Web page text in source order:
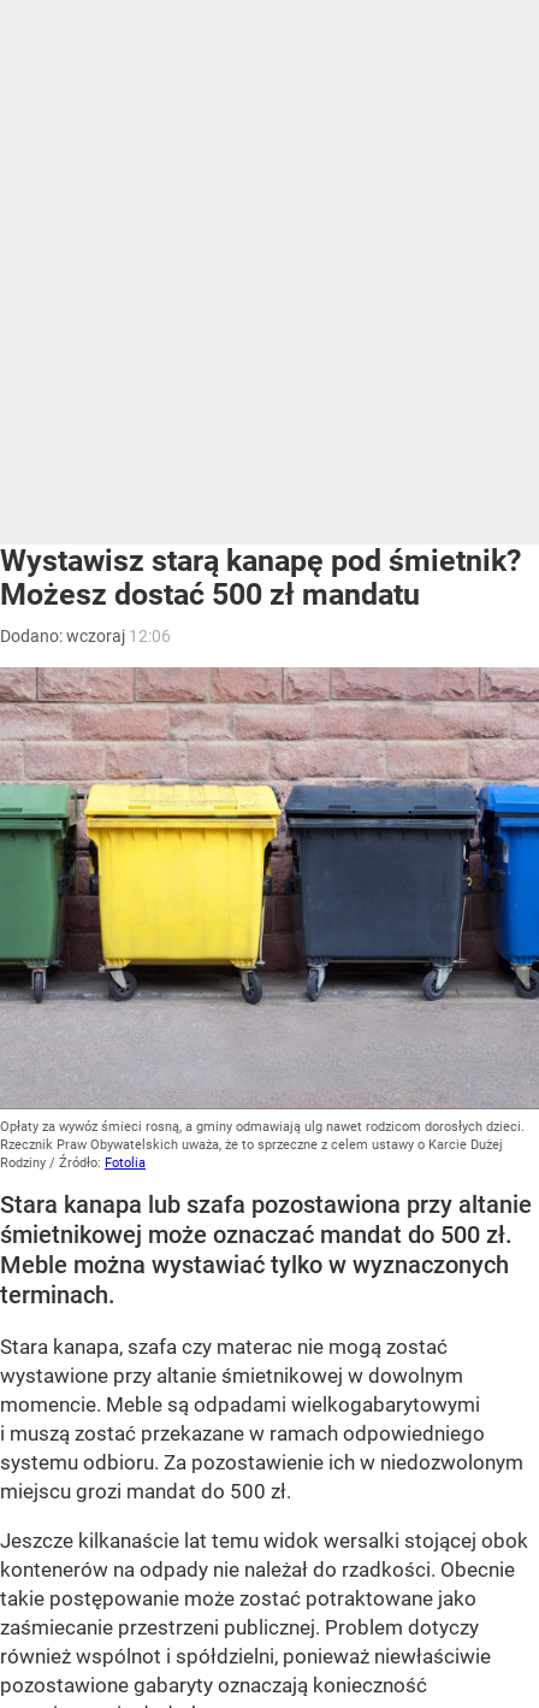
Wystawisz starą kanapę pod śmietnik?
Możesz dostać 500 zł mandatu
Dodano:wczoraj 12:06
Opłaty za wywóz śmieci rosną, a gminy odmawiają ulg nawet rodzicom dorosłych dzieci.
Rzecznik Praw Obywatelskich uważa, że to sprzeczne z celem ustawy o Karcie Dużej
Rodziny / Źródło: Fotolia
Stara kanapa lub szafa pozostawiona przy altanie
śmietnikowej może oznaczać mandat do 500 zł.
Meble można wystawiać tylko w wyznaczonych
terminach.
Stara kanapa, szafa czy materac nie mogą zostać
wystawione przy altanie śmietnikowej w dowolnym
momencie. Meble są odpadami wielkogabarytowymi
i muszą zostać przekazane w ramach odpowiedniego
systemu odbioru. Za pozostawienie ich w niedozwolonym
miejscu grozi mandat do 500 zł.
Jeszcze kilkanaście lat temu widok wersalki stojącej obok
kontenerów na odpady nie należał do rzadkości. Obecnie
takie postępowanie może zostać potraktowane jako
zaśmiecanie przestrzeni publicznej. Problem dotyczy
również wspólnot i spółdzielni, ponieważ niewłaściwie
pozostawione gabaryty oznaczają konieczność